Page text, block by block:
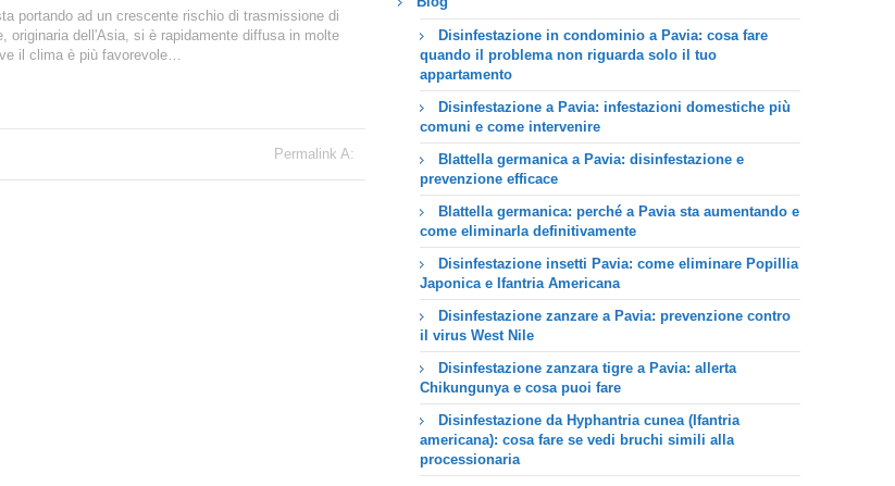
portando ad un crescente rischio di trasmissione di
originaria dell'Asia, si è rapidamente diffusa in molte
il clima è più favorevole…
Permalink A:
Disinfestazione in condominio a Pavia: cosa fare
quando il problema non riguarda solo il tuo
appartamento
Disinfestazione a Pavia: infestazioni domestiche più
comuni e come intervenire
Blattella germanica a Pavia: disinfestazione e
prevenzione efficace
Blattella germanica: perché a Pavia sta aumentando e
come eliminarla definitivamente
Disinfestazione insetti Pavia: come eliminare Popillia
Japonica e Ifantria Americana
Disinfestazione zanzare a Pavia: prevenzione contro
il virus West Nile
Disinfestazione zanzara tigre a Pavia: allerta
Chikungunya e cosa puoi fare
Disinfestazione da Hyphantria cunea (Ifantria
americana): cosa fare se vedi bruchi simili alla
processionaria